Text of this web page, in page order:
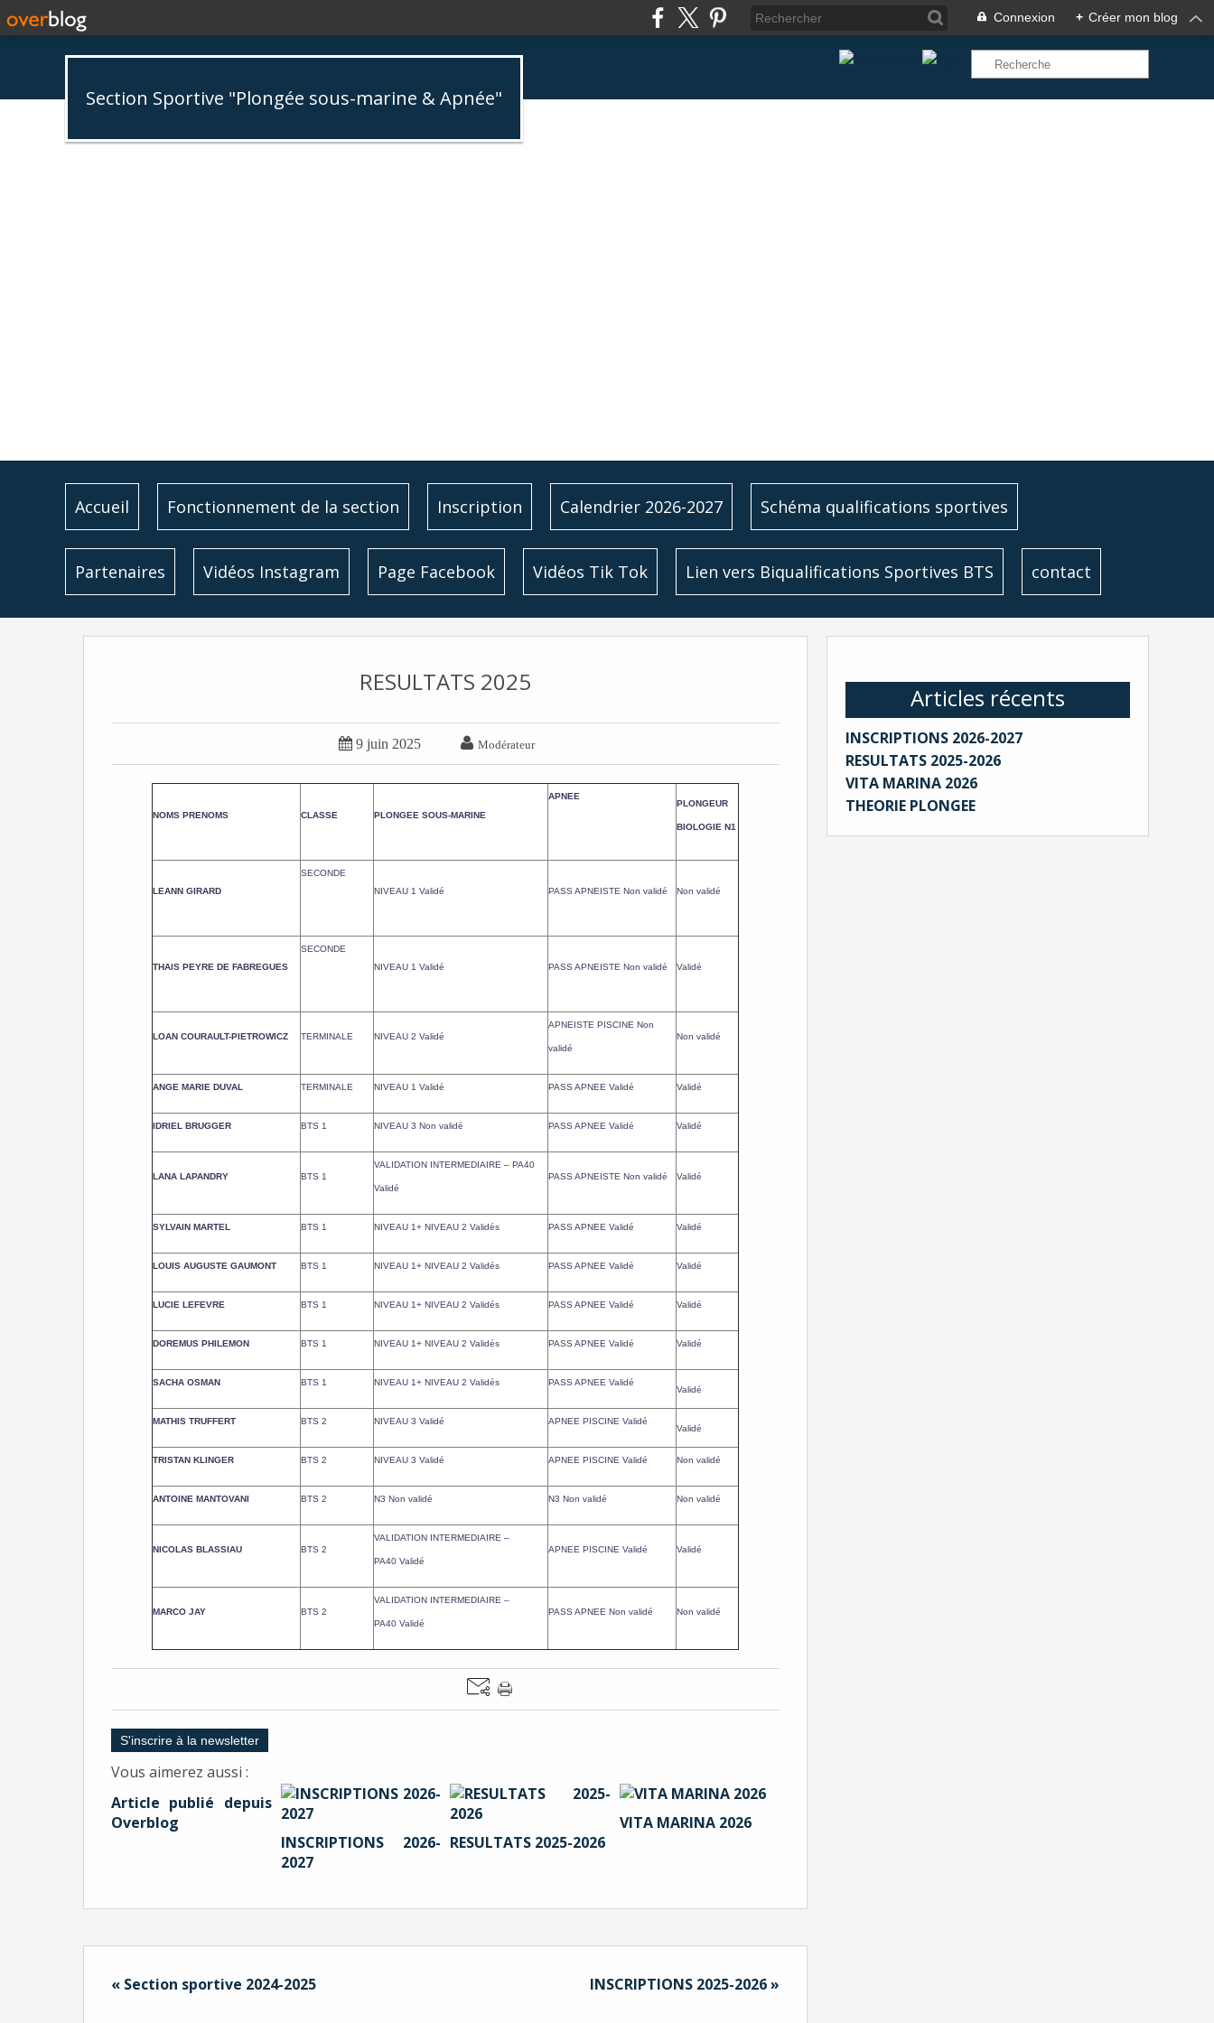
Connexion + Créer mon blog
Section Sportive "Plongée sous-marine & Apnée"
Accueil Fonctionnement de la section Inscription Calendrier 2026-2027 Schéma qualifications sportives
Partenaires Vidéos Instagram Page Facebook Vidéos Tik Tok Lien vers Biqualifications Sportives BTS contact
Articles récents
INSCRIPTIONS 2026-2027
RESULTATS 2025-2026
VITA MARINA 2026
THEORIE PLONGEE
RESULTATS 2025
 9 juin 2025  Modérateur
NOMS PRENOMS CLASSE PLONGEE SOUS-MARINE
APNEE
PLONGEUR
BIOLOGIE N1
LEANN GIRARD
SECONDE
NIVEAU 1 Validé
PASS APNEISTE Non validé Non validé
THAIS PEYRE DE FABREGUES
SECONDE
NIVEAU 1 Validé
PASS APNEISTE Non validé Validé
LOAN COURAULT-PIETROWICZ TERMINALE NIVEAU 2 Validé
APNEISTE PISCINE Non
validé
Non validé
ANGE MARIE DUVAL TERMINALE NIVEAU 1 Validé PASS APNEE Validé Validé
IDRIEL BRUGGER BTS 1 NIVEAU 3 Non validé PASS APNEE Validé Validé
LANA LAPANDRY BTS 1
VALIDATION INTERMEDIAIRE – PA40
Validé
PASS APNEISTE Non validé Validé
SYLVAIN MARTEL BTS 1 NIVEAU 1+ NIVEAU 2 Validés PASS APNEE Validé Validé
LOUIS AUGUSTE GAUMONT BTS 1 NIVEAU 1+ NIVEAU 2 Validés PASS APNEE Validé Validé
LUCIE LEFEVRE BTS 1 NIVEAU 1+ NIVEAU 2 Validés PASS APNEE Validé Validé
DOREMUS PHILEMON BTS 1 NIVEAU 1+ NIVEAU 2 Validés PASS APNEE Validé Validé
SACHA OSMAN BTS 1 NIVEAU 1+ NIVEAU 2 Validés PASS APNEE Validé
Validé
MATHIS TRUFFERT BTS 2 NIVEAU 3 Validé APNEE PISCINE Validé
Validé
TRISTAN KLINGER BTS 2 NIVEAU 3 Validé APNEE PISCINE Validé Non validé
ANTOINE MANTOVANI BTS 2 N3 Non validé N3 Non validé Non validé
NICOLAS BLASSIAU BTS 2
VALIDATION INTERMEDIAIRE –
PA40 Validé
APNEE PISCINE Validé Validé
MARCO JAY BTS 2
VALIDATION INTERMEDIAIRE –
PA40 Validé
PASS APNEE Non validé Non validé
S'inscrire à la newsletter
Vous aimerez aussi :
Article publié depuis
Overblog
INSCRIPTIONS 2026-
2027
RESULTATS 2025-2026
VITA MARINA 2026
« Section sportive 2024-2025 INSCRIPTIONS 2025-2026 »